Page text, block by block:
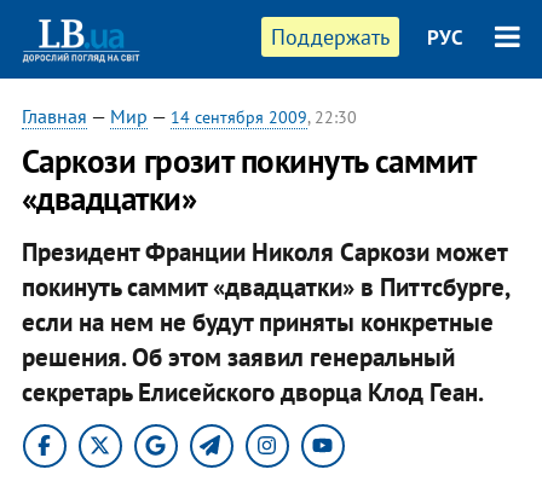
Поддержать РУС
Главная — Мир — 14 сентября 2009, 22:30
Саркози грозит покинуть саммит
«двадцатки»
Президент Франции Николя Саркози может
покинуть саммит «двадцатки» в Питтсбурге,
если на нем не будут приняты конкретные
решения. Об этом заявил генеральный
секретарь Елисейского дворца Клод Геан.